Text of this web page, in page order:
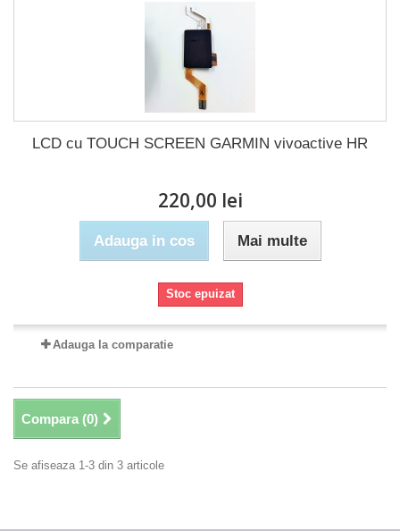
LCD cu TOUCH SCREEN GARMIN vivoactive HR
220,00 lei
Adauga in cos Mai multe
Stoc epuizat
Adauga la comparatie
Compara (0)
Se afiseaza 1-3 din 3 articole